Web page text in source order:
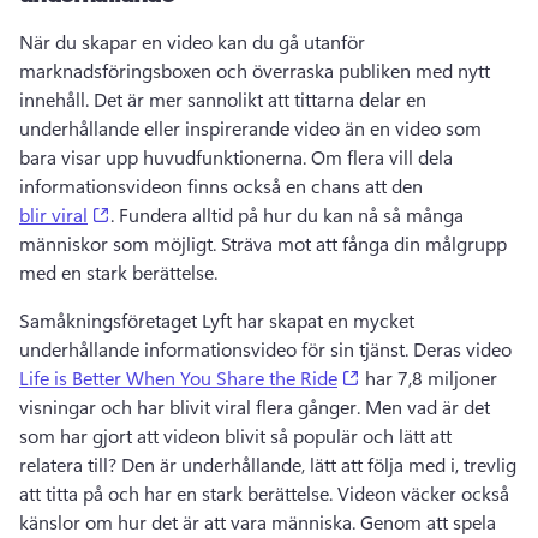
När du skapar en video kan du gå utanför
marknadsföringsboxen och överraska publiken med nytt
innehåll. Det är mer sannolikt att tittarna delar en
underhållande eller inspirerande video än en video som
bara visar upp huvudfunktionerna. Om flera vill dela
informationsvideon finns också en chans att den
blir viral
(opens in a new tab)
. Fundera alltid på hur du kan nå så många
människor som möjligt. Sträva mot att fånga din målgrupp
med en stark berättelse.
Samåkningsföretaget Lyft har skapat en mycket
underhållande informationsvideo för sin tjänst. Deras video
Life is Better When You Share the Ride
(opens in a new tab)
har 7,8 miljoner
visningar och har blivit viral flera gånger. Men vad är det
som har gjort att videon blivit så populär och lätt att
relatera till? Den är underhållande, lätt att följa med i, trevlig
att titta på och har en stark berättelse. Videon väcker också
känslor om hur det är att vara människa. Genom att spela